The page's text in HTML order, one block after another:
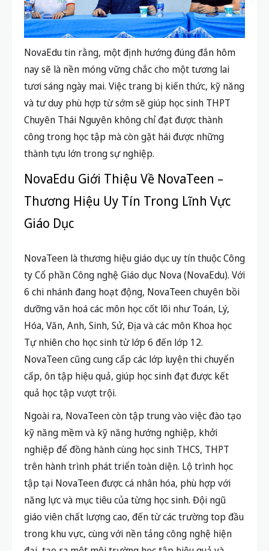
NovaEdu tin rằng, một định hướng đúng đắn hôm
nay sẽ là nền móng vững chắc cho một tương lai
tươi sáng ngày mai. Việc trang bị kiến thức, kỹ năng
và tư duy phù hợp từ sớm sẽ giúp học sinh THPT
Chuyên Thái Nguyên không chỉ đạt được thành
công trong học tập mà còn gặt hái được những
thành tựu lớn trong sự nghiệp.
NovaEdu Giới Thiệu Về NovaTeen –
Thương Hiệu Uy Tín Trong Lĩnh Vực
Giáo Dục
NovaTeen là thương hiệu giáo dục uy tín thuộc Công
ty Cổ phần Công nghệ Giáo dục Nova (NovaEdu). Với
6 chi nhánh đang hoạt động, NovaTeen chuyên bồi
dưỡng văn hoá các môn học cốt lõi như Toán, Lý,
Hóa, Văn, Anh, Sinh, Sử, Địa và các môn Khoa học
Tự nhiên cho học sinh từ lớp 6 đến lớp 12.
NovaTeen cũng cung cấp các lớp luyện thi chuyển
cấp, ôn tập hiệu quả, giúp học sinh đạt được kết
quả học tập vượt trội.
Ngoài ra, NovaTeen còn tập trung vào việc đào tạo
kỹ năng mềm và kỹ năng hướng nghiệp, khởi
nghiệp để đồng hành cùng học sinh THCS, THPT
trên hành trình phát triển toàn diện. Lộ trình học
tập tại NovaTeen được cá nhân hóa, phù hợp với
năng lực và mục tiêu của từng học sinh. Đội ngũ
giáo viên chất lượng cao, đến từ các trường top đầu
trong khu vực, cùng với nền tảng công nghệ hiện